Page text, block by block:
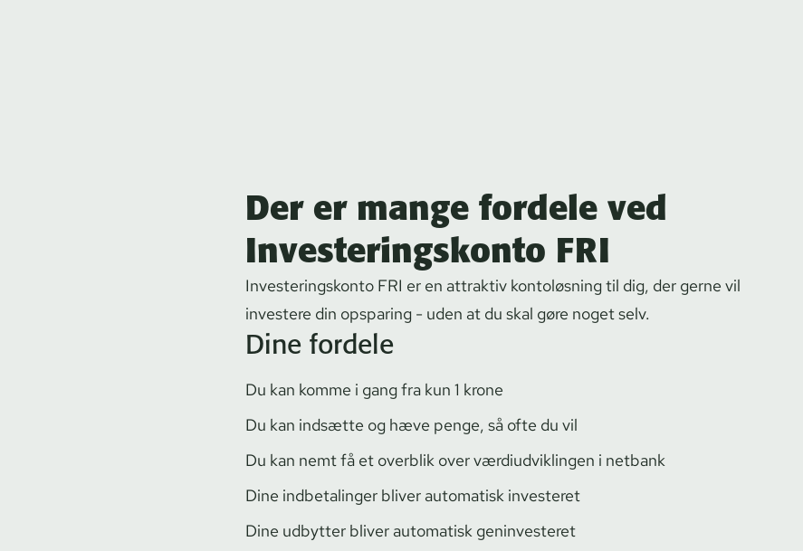
Der er mange fordele ved
Investeringskonto FRI
In­ve­ste­rings­kon­to FRI er en attraktiv kontoløsning til dig, der gerne vil
investere din opsparing - uden at du skal gøre noget selv.
Dine fordele
Du kan komme i gang fra kun 1 krone
Du kan indsætte og hæve penge, så ofte du vil
Du kan nemt få et overblik over vær­di­ud­vik­lin­gen i netbank
Dine indbetalinger bliver automatisk investeret
Dine udbytter bliver automatisk geninvesteret